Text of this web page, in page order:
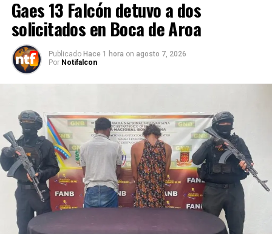
Gaes 13 Falcón detuvo a dos
solicitados en Boca de Aroa
Publicado Hace 1 hora on agosto 7, 2026
Por Notifalcon